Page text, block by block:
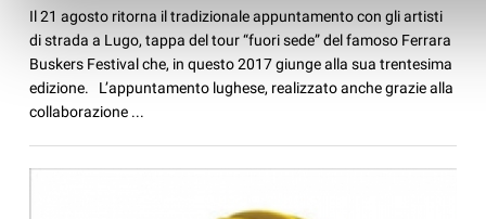
Il 21 agosto ritorna il tradizionale appuntamento con gli artisti
di strada a Lugo, tappa del tour “fuori sede” del famoso Ferrara
Buskers Festival che, in questo 2017 giunge alla sua trentesima
edizione. L’appuntamento lughese, realizzato anche grazie alla
collaborazione ...